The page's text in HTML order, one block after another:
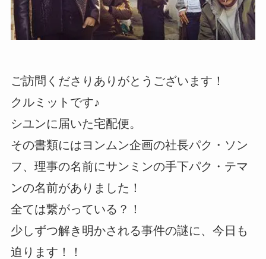
ご訪問くださりありがとうございます！
クルミットです♪
シユンに届いた宅配便。
その書類にはヨンムン企画の社長パク・ソン
フ、理事の名前にサンミンの手下パク・テマ
ンの名前がありました！
全ては繋がっている？！
少しずつ解き明かされる事件の謎に、今日も
迫ります！！